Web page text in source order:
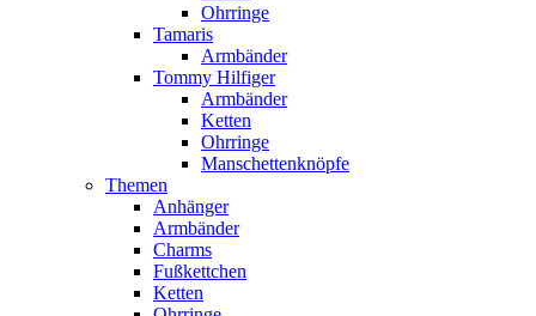
Ohrringe
Tamaris
Armbänder
Tommy Hilfiger
Armbänder
Ketten
Ohrringe
Manschettenknöpfe
Themen
Anhänger
Armbänder
Charms
Fußkettchen
Ketten